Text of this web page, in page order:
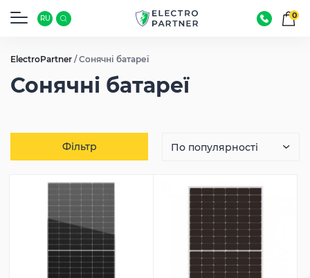
RU 0
ElectroPartner /Сонячні батареї
Сонячні батареї
Фільтр